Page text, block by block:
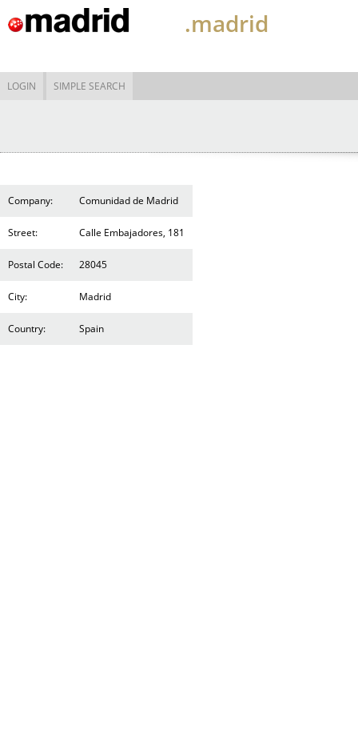
.madrid
LOGIN SIMPLE SEARCH
Company: Comunidad de Madrid
Street: Calle Embajadores, 181
Postal Code: 28045
City: Madrid
Country: Spain